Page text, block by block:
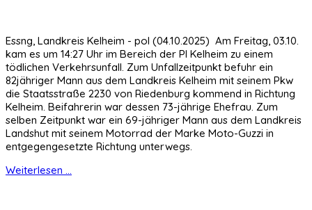
Essng, Landkreis Kelheim - pol (04.10.2025) Am Freitag, 03.10.
kam es um 14:27 Uhr im Bereich der PI Kelheim zu einem
tödlichen Verkehrsunfall. Zum Unfallzeitpunkt befuhr ein
82jähriger Mann aus dem Landkreis Kelheim mit seinem Pkw
die Staatsstraße 2230 von Riedenburg kommend in Richtung
Kelheim. Beifahrerin war dessen 73-jährige Ehefrau. Zum
selben Zeitpunkt war ein 69-jähriger Mann aus dem Landkreis
Landshut mit seinem Motorrad der Marke Moto-Guzzi in
entgegengesetzte Richtung unterwegs.
Weiterlesen ...